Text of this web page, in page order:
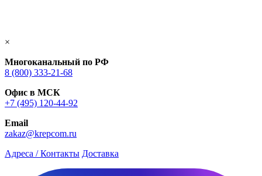
×
Многоканальный по РФ
8 (800) 333‑21-68
Офис в МСК
+7 (495) 120-44-92
Email
zakaz@krepcom.ru
Адреса / Контакты Доставка